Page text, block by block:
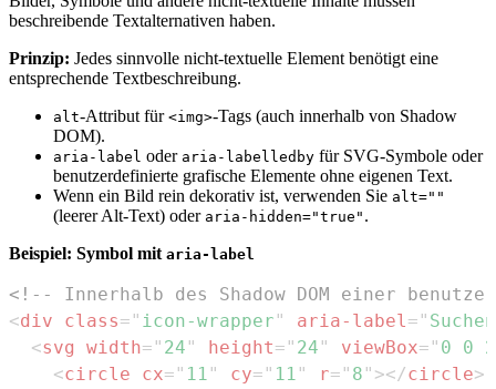
beschreibende Textalternativen haben.
Prinzip: Jedes sinnvolle nicht-textuelle Element benötigt eine
entsprechende Textbeschreibung.
alt-Attribut für <img>-Tags (auch innerhalb von Shadow
DOM).
aria-label oder aria-labelledby für SVG-Symbole oder
benutzerdefinierte grafische Elemente ohne eigenen Text.
Wenn ein Bild rein dekorativ ist, verwenden Sie alt=""
(leerer Alt-Text) oder aria-hidden="true" .
Beispiel: Symbol mit aria-label
<!-- Innerhalb des Shadow DOM einer
<div class= " icon-wrapper " aria-label= " Suchen
<svg width= " 24 " height= " 24 " viewBox= " 0 0
<circle cx= " 11 " cy= " 11 " r= " 8 " ></circle>